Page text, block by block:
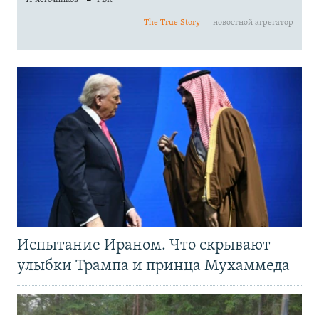
Испытание Ираном. Что скрывают
улыбки Трампа и принца Мухаммеда